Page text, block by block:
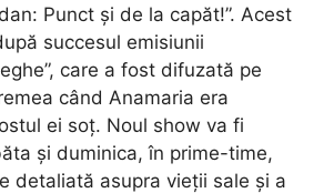
Punct și de la capăt!”. Acest
succesul emisiunii
care a fost difuzată pe
când Anamaria era
ei soț. Noul show va fi
și duminica, în prime-time,
detaliată asupra vieții sale și a